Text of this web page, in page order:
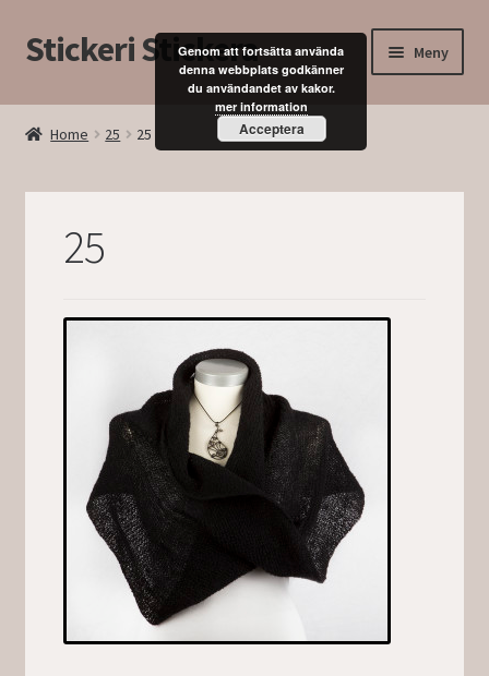
Hoppa
till
Hoppa
till
Stickeri Stickera Meny
Hem
Home 25 25
25
Genom att fortsätta använda
denna webbplats godkänner
du användandet av kakor.
mer information
Acceptera